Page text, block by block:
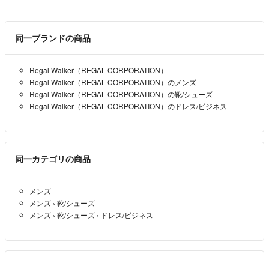
な状態の商品をお求めの方はご購入をお控えくださいm(_ _)m
※購入後のキャンセル、サイズ違い等での返品対応はいたしかねます。
※撮影環境により実際の商品と色味が異なる場合がございます。
※丁寧な対応をこころがけていますのでどうぞよろしくお願い致します
s3512800
REGAL PRO WALKER プレーントゥ レザー ブラウン 25.0
[注意事項]
●購入前のコメント不要・即購入大歓迎です。
ていただきます。
取り置き・専用出品には、対応しておりません。
●発送は基本1〜2日以内で行っております。
します。
送料を抑えるためにコンパクトに梱包し、家にある梱包資料を活用して
います。
●発送方法は基本的に送料無料、かんたんラクマパック、レターパック
プラスの予定です。
らせください。
同一ブランドの商品
Regal Walker（REGAL CORPORATION）
Regal Walker（REGAL CORPORATION）のメンズ
Regal Walker（REGAL CORPORATION）の靴/シューズ
Regal Walker（REGAL CORPORATION）のドレス/ビジネス
同一カテゴリの商品
メンズ
メンズ › 靴/シューズ
メンズ › 靴/シューズ › ドレス/ビジネス